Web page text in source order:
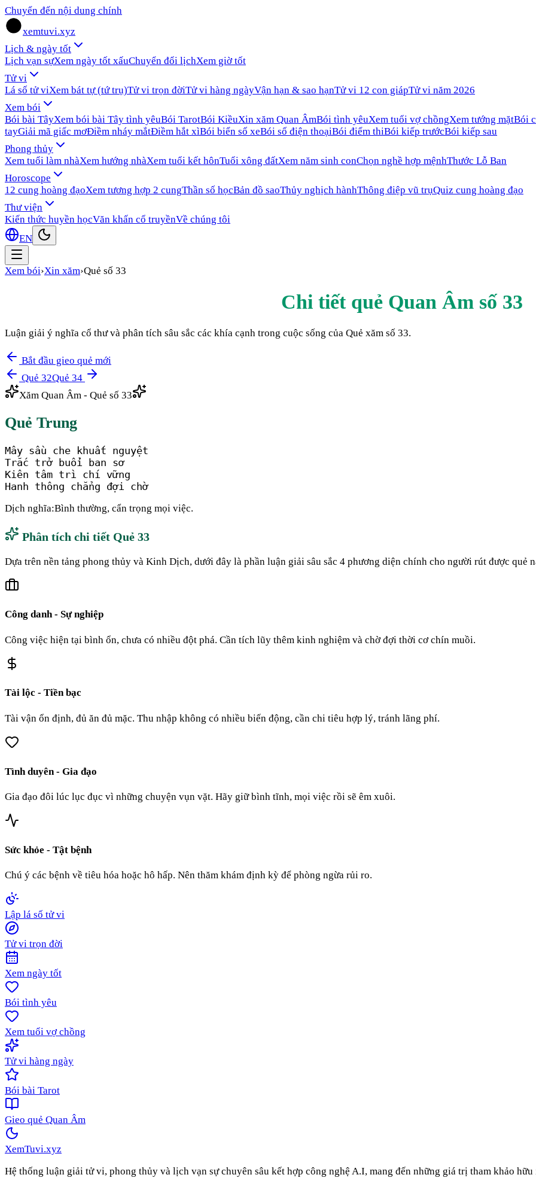
Chuyển đến nội dung chính
xemtuvi.xyz
Lịch & ngày tốt
Lịch vạn sựXem ngày tốt xấuChuyển đổi lịchXem giờ tốt
Tử vi
Lá số tử viXem bát tự (tứ trụ)Tử vi trọn đờiTử vi hàng ngàyVận hạn & sao hạnTử vi 12 con giápTử vi năm 2026
Xem bói
Bói bài TâyXem bói bài Tây tình yêuBói TarotBói KiềuXin xăm Quan ÂmBói tình yêuXem tuổi vợ chồngXem tướng mặtBói
tayGiải mã giấc mơĐiềm nháy mắtĐiềm hắt xìBói biển số xeBói số điện thoạiBói điểm thiBói kiếp trướcBói kiếp sau
Phong thủy
Xem tuổi làm nhàXem hướng nhàXem tuổi kết hônTuổi xông đấtXem năm sinh conChọn nghề hợp mệnhThước Lỗ Ban
Horoscope
12 cung hoàng đạoXem tương hợp 2 cungThần số họcBản đồ saoThủy nghịch hànhThông điệp vũ trụQuiz cung hoàng đạo
Thư viện
Kiến thức huyền họcVăn khấn cổ truyềnVề chúng tôi
EN
Xem bói›Xin xăm›Quẻ số 33
Chi tiết quẻ Quan Âm số 33
Luận giải ý nghĩa cổ thư và phân tích sâu sắc các khía cạnh trong cuộc sống của Quẻ xăm số 33.
Bắt đầu gieo quẻ mới
Quẻ 32Quẻ 34
Xăm Quan Âm - Quẻ số 33
Quẻ Trung
Mây sầu che khuất nguyệt
Trắc trở buổi ban sơ
Kiên tâm trì chí vững
Hanh thông chẳng đợi chờ
Dịch nghĩa:Bình thường, cẩn trọng mọi việc.
Phân tích chi tiết Quẻ 33
Dựa trên nền tảng phong thủy và Kinh Dịch, dưới đây là phần luận giải sâu sắc 4 phương diện chính cho người rút được quẻ
Công danh - Sự nghiệp
Công việc hiện tại bình ổn, chưa có nhiều đột phá. Cần tích lũy thêm kinh nghiệm và chờ đợi thời cơ chín muồi.
Tài lộc - Tiền bạc
Tài vận ổn định, đủ ăn đủ mặc. Thu nhập không có nhiều biến động, cần chi tiêu hợp lý, tránh lãng phí.
Tình duyên - Gia đạo
Gia đạo đôi lúc lục đục vì những chuyện vụn vặt. Hãy giữ bình tĩnh, mọi việc rồi sẽ êm xuôi.
Sức khỏe - Tật bệnh
Chú ý các bệnh về tiêu hóa hoặc hô hấp. Nên thăm khám định kỳ để phòng ngừa rủi ro.
Lập lá số tử vi
Tử vi trọn đời
Xem ngày tốt
Bói tình yêu
Xem tuổi vợ chồng
Tử vi hàng ngày
Bói bài Tarot
Gieo quẻ Quan Âm
XemTuvi.xyz
Hệ thống luận giải tử vi, phong thủy và lịch vạn sự chuyên sâu kết hợp công nghệ A.I, mang đến những giá trị tham khảo